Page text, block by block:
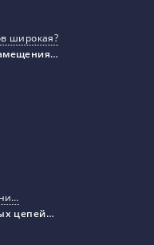
широкая?
цепей…